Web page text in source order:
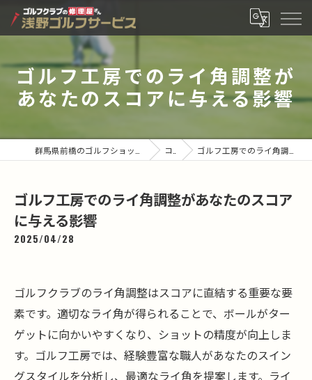
ゴルフ工房でのライ角調整が
あなたのスコアに与える影響
コラム ゴルフ工房でのライ角調整があなたのスコアに与える影響
ゴルフ工房でのライ角調整があなたのスコア
に与える影響
2025/04/28
ゴルフクラブのライ角調整はスコアに直結する重要な要
素です。適切なライ角が得られることで、ボールがター
ゲットに向かいやすくなり、ショットの精度が向上しま
す。ゴルフ工房では、経験豊富な職人があなたのスイン
グスタイルを分析し、最適なライ角を提案します。ライ